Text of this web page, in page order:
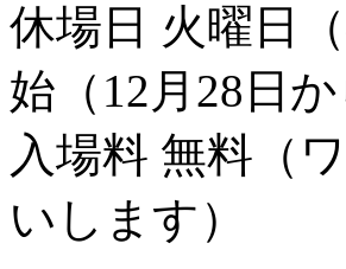
休場日 火曜日
始（12月28日
入場料 無料（
いします）